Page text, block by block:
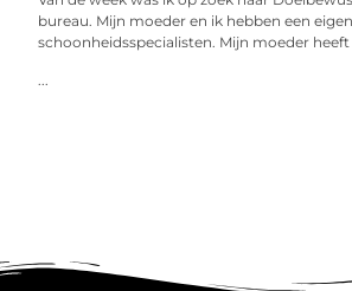
bureau. Mijn moeder en ik hebben een
schoonheidsspecialisten. Mijn moeder heeft
...